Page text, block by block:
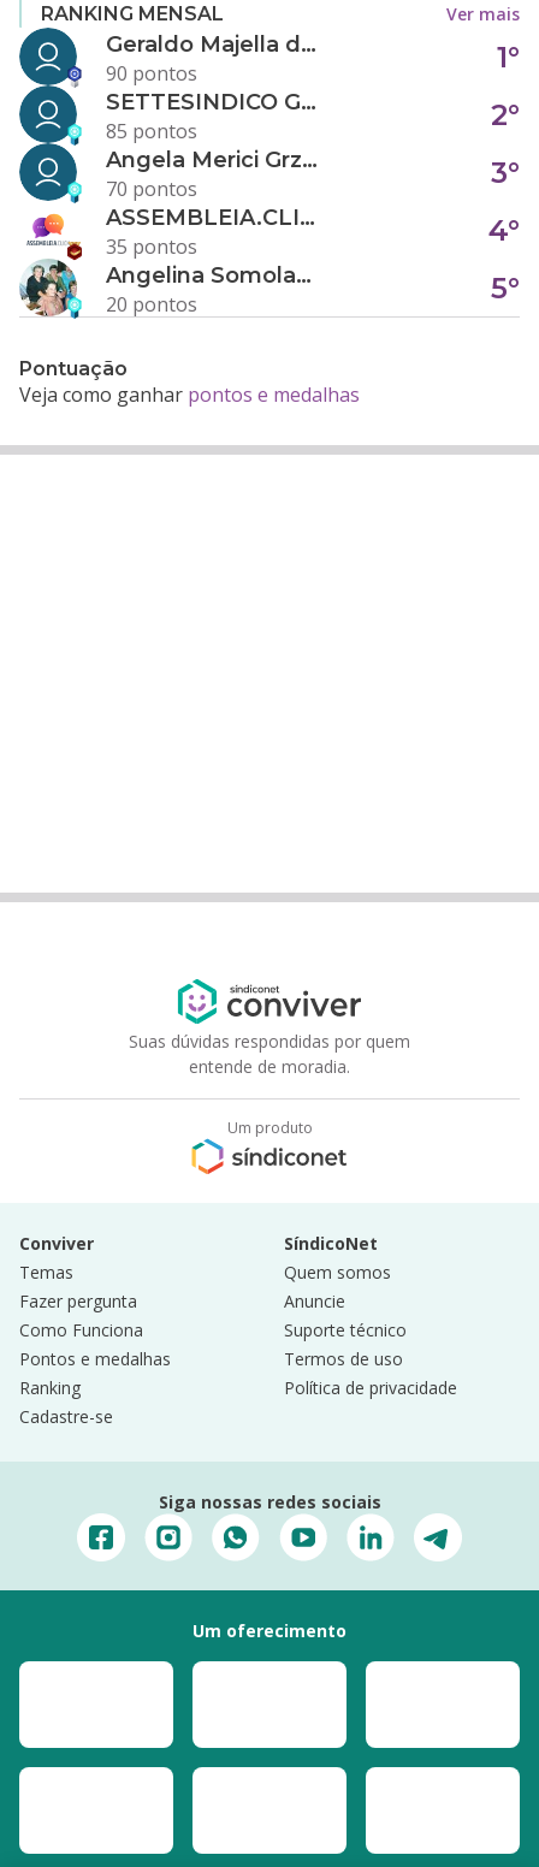
RANKING MENSAL Ver mais
Geraldo Majella da Silva
90 pontos
1°
SETTESINDICO GOVERNANÇA CONDOMINIAL
85 pontos
2°
Angela Merici Grzybowski
70 pontos
3°
ASSEMBLEIA.CLICK
35 pontos
4°
Angelina Somolanji R. Oliveira
20 pontos
5°
Pontuação
Veja como ganhar pontos e medalhas
Suas dúvidas respondidas por quem
entende de moradia.
Um produto
Conviver
Temas
Fazer pergunta
Como Funciona
Pontos e medalhas
Ranking
Cadastre-se
SíndicoNet
Quem somos
Anuncie
Suporte técnico
Termos de uso
Política de privacidade
Siga nossas redes sociais
Um oferecimento